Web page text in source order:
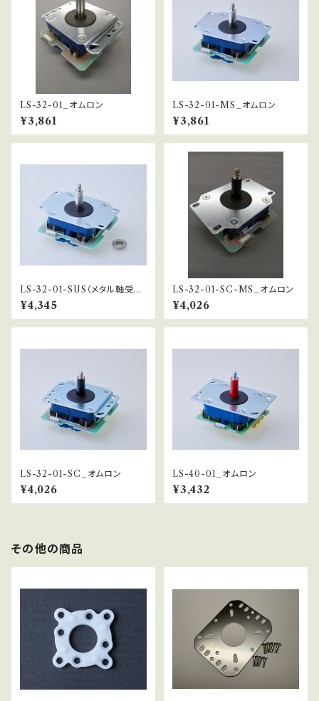
LS-32-01_オムロン
¥3,861
LS-32-01-MS_オムロン
¥3,861
LS-32-01-SUS（メタル軸受仕
様）
¥4,345
LS-32-01-SC-MS_オムロン
¥4,026
LS-32-01-SC_オムロン
¥4,026
LS-40-01_オムロン
¥3,432
その他の商品